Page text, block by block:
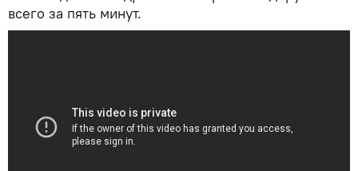
всего за пять минут.